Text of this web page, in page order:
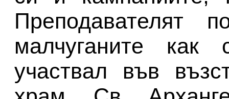
Преподавателят
малчуганите
участвал във